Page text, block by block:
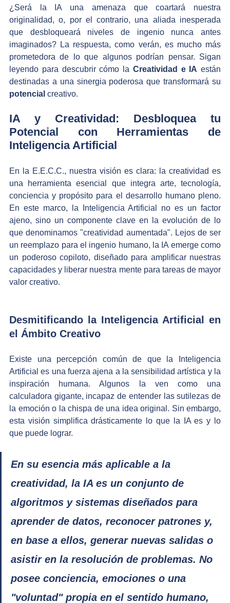
¿Será la IA una amenaza que coartará nuestra
originalidad, o, por el contrario, una aliada inesperada
que desbloqueará niveles de ingenio nunca antes
imaginados? La respuesta, como verán, es mucho más
prometedora de lo que algunos podrían pensar. Sigan
leyendo para descubrir cómo la Creatividad e IA están
potencial creativo.
IA y Creatividad: Desbloquea tu
Potencial con Herramientas de
Inteligencia Artificial
En la E.E.C.C., nuestra visión es clara: la creatividad es
una herramienta esencial que integra arte, tecnología,
conciencia y propósito para el desarrollo humano pleno.
En este marco, la Inteligencia Artificial no es un factor
ajeno, sino un componente clave en la evolución de lo
que denominamos "creatividad aumentada". Lejos de ser
un reemplazo para el ingenio humano, la IA emerge como
un poderoso copiloto, diseñado para amplificar nuestras
capacidades y liberar nuestra mente para tareas de mayor
valor creativo.
Desmitificando la Inteligencia Artificial en
el Ámbito Creativo
Existe una percepción común de que la Inteligencia
Artificial es una fuerza ajena a la sensibilidad artística y la
inspiración humana. Algunos la ven como una
calculadora gigante, incapaz de entender las sutilezas de
la emoción o la chispa de una idea original. Sin embargo,
esta visión simplifica drásticamente lo que la IA es y lo
que puede lograr.
En su esencia más aplicable a la
creatividad, la IA es un conjunto de
algoritmos y sistemas diseñados para
aprender de datos, reconocer patrones y,
en base a ellos, generar nuevas salidas o
asistir en la resolución de problemas. No
posee conciencia, emociones o una
"voluntad" propia en el sentido humano,